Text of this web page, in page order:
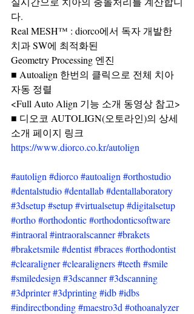
다.
Real MESH™ : diorco에서 독자 개발한
치과 SW에 최적화된
Geometry Processing 엔진
■ Autoalign 한번의 클릭으로 전체 치아
자동 정렬
<Full Auto Align 기능 소개 동영상 참고>
■ 디오코 AUTOLIGN(오토라인)의 상세
소개 페이지 링크
https://www.diorco.co.kr/autolign
#autolign #diorco#autoalign #orthostudio
#dentalstudio#dentallab#dentallaboratory
#3dsetup#setup#virtualsetup#digitalsetup
#ortho#orthodontic#orthodonticsoftware
#intraoral #intraoralscanner#brakets
#braketsmile#dentist#braces#orthodontist
#clearaligner#clearaligners#teeth #smile
#smiledesign #3dscanner#3dscanning
#3dprinter#3dprinting#idb#idbs
#indirectbonding#maestro3d #othoanalyzer